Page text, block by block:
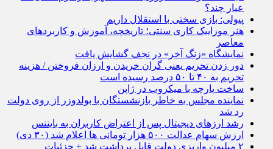
عیار چند؟
پیولی: بازی سختی با استقلال داریم
هنر موزاییک کاری سنتی؛ تاریخچه، آموزش و کاربردهای
معاصر
نمایشگاه «زنگ آخر» در نجف گشایش یافت
دور زدن تحریم یعنی گران خریدن و ارزان فروختن / هزینه
تحریم به ۴۰ تا ۵۰ درصد رسیده است
ساخت پارچه با میکروب‌ در ژاپن
نماینده مجلس به خاطر بازنشستگان با بولدوزر از روی دولت
رد شد
رشد ارزهای دیجیتال پس از اعتراض کاربران به بایننس
ارزش سهام عدالت ۵۰۰ هزار تومانی ها اعلام شد (۳۰ دی)
۲ میلیون واریزی دولت قابل برداشت شد + جزئیات